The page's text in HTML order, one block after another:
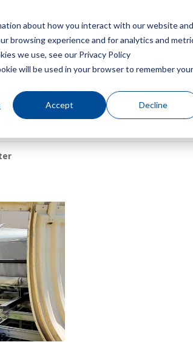
about how you interact with our website and
browsing experience and for analytics and
we use, see our Privacy Policy
will be used in your browser to remember your
Accept Decline
Speisekarte Ein Angebot
um den